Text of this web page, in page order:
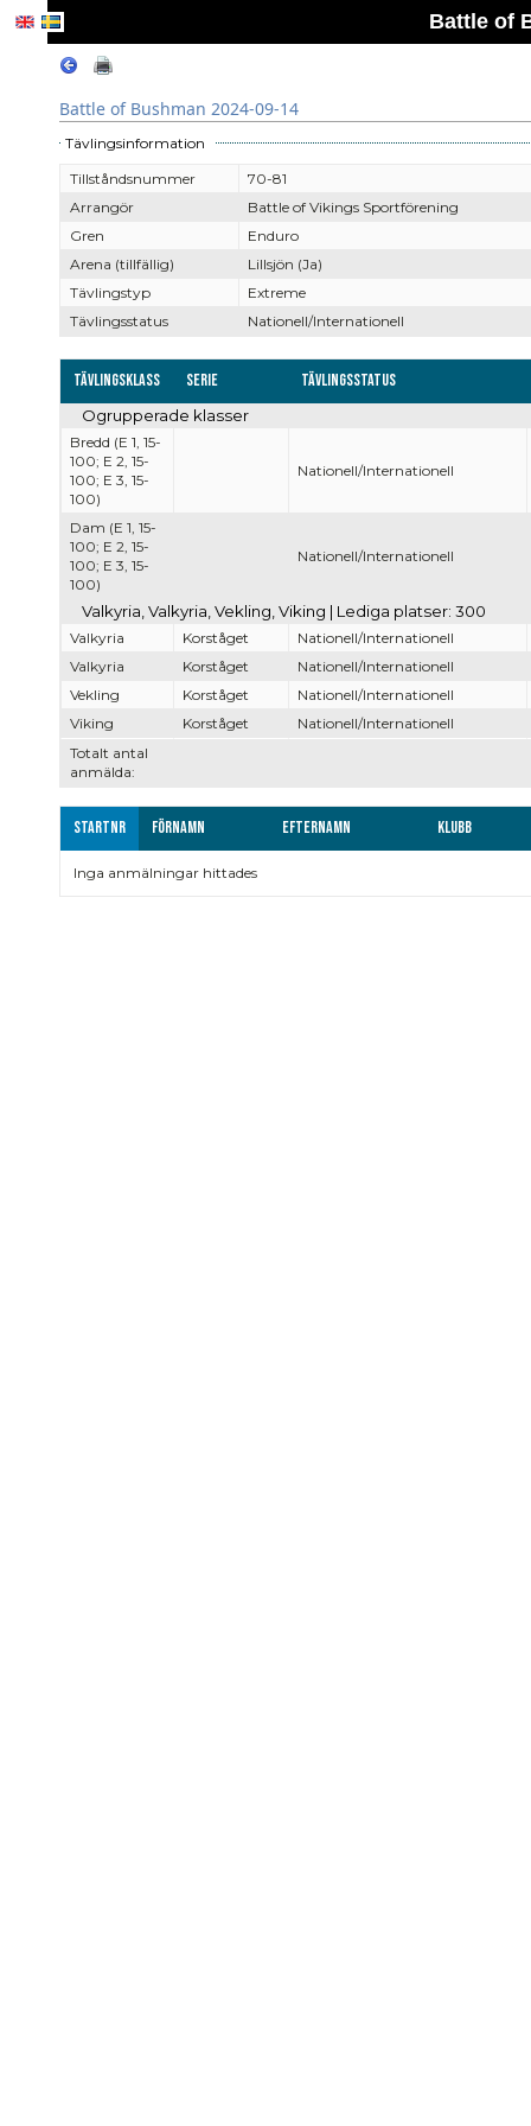
Battle of
Battle of Bushman 2024-09-14
Tävlingsinformation
Tillståndsnummer
70-81
Arrangör
Battle of Vikings Sportförening
Gren
Enduro
Arena (tillfällig)
Lillsjön (Ja)
Tävlingstyp
Extreme
Tävlingsstatus
Nationell/Internationell
Tävlingsklass Serie Tävlingsstatus
Totalt antal
anmälda:
Ogrupperade klasser
Bredd (E 1, 15-
100; E 2, 15-
100; E 3, 15-
100)
Nationell/Internationell
Dam (E 1, 15-
100; E 2, 15-
100; E 3, 15-
100)
Nationell/Internationell
Valkyria, Valkyria, Vekling, Viking | Lediga platser: 300
Valkyria Korståget
Nationell/Internationell
Valkyria
Korståget
Nationell/Internationell
Vekling
Korståget
Nationell/Internationell
Viking
Korståget Nationell/Internationell
Startnr Förnamn Efternamn Klubb
Inga anmälningar hittades